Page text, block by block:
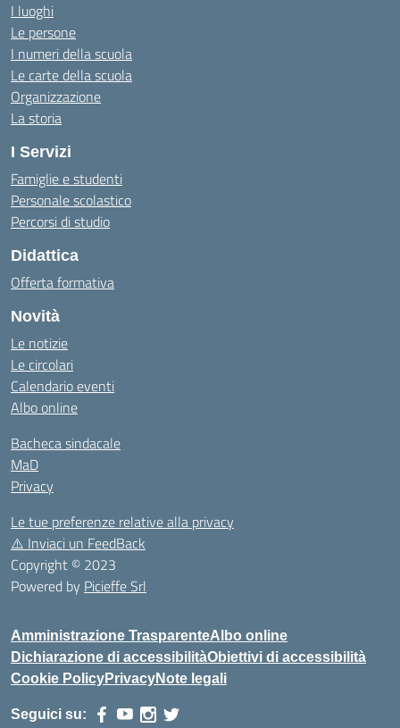
I luoghi
Le persone
I numeri della scuola
Le carte della scuola
Organizzazione
La storia
I Servizi
Famiglie e studenti
Personale scolastico
Percorsi di studio
Didattica
Offerta formativa
Novità
Le notizie
Le circolari
Calendario eventi
Albo online
Bacheca sindacale
MaD
Privacy
Le tue preferenze relative alla privacy
⚠️ Inviaci un FeedBack
Copyright © 2023
Powered by Picieffe Srl
Amministrazione TrasparenteAlbo online
Dichiarazione di accessibilitàObiettivi di accessibilità
Cookie PolicyPrivacyNote legali
Seguici su: